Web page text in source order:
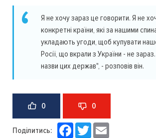
Я не хочу зараз це говорити. Я не
конкретні країни, які за нашими
укладають угоди, щоб купувати
Росії, що вкрали з України - не
назви цих держав", - розповів він.
0 0
Поділитись: Facebook
Twitter